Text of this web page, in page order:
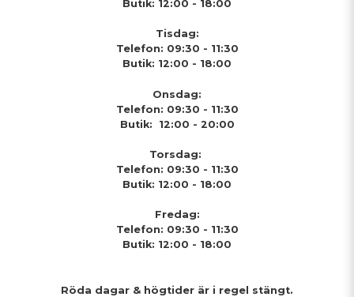
Butik: 12:00 - 18:00
Tisdag:
Telefon: 09:30 - 11:30
Butik: 12:00 - 18:00
Onsdag:
Telefon: 09:30 - 11:30
Butik: 12:00 - 20:00
Torsdag:
Telefon: 09:30 - 11:30
Butik: 12:00 - 18:00
Fredag:
Telefon: 09:30 - 11:30
Butik: 12:00 - 18:00
Röda dagar & högtider är i regel stängt.